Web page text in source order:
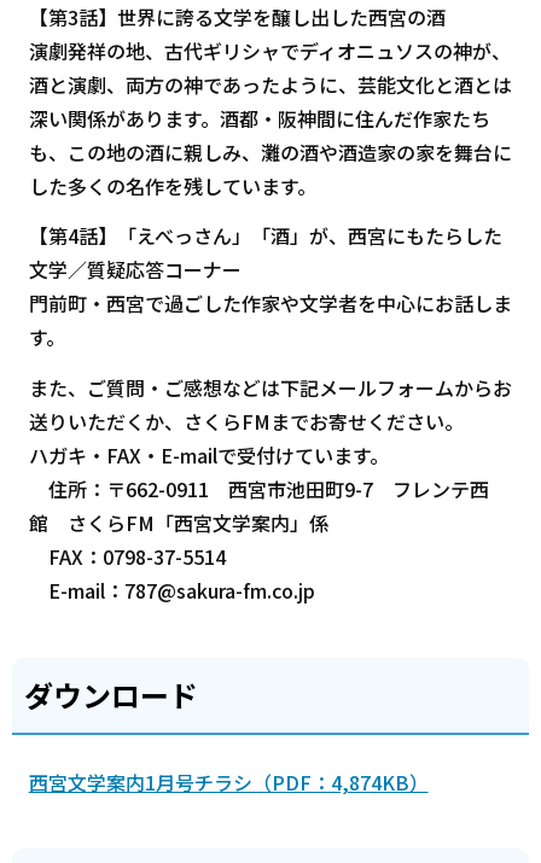
【第3話】世界に誇る文学を醸し出した西宮の酒
演劇発祥の地、古代ギリシャでディオニュソスの神が、
酒と演劇、両方の神であったように、芸能文化と酒とは
深い関係があります。酒都・阪神間に住んだ作家たち
も、この地の酒に親しみ、灘の酒や酒造家の家を舞台に
した多くの名作を残しています。
【第4話】「えべっさん」「酒」が、西宮にもたらした
文学／質疑応答コーナー
門前町・西宮で過ごした作家や文学者を中心にお話しま
す。
また、ご質問・ご感想などは下記メールフォームからお
送りいただくか、さくらFMまでお寄せください。
ハガキ・FAX・E-mailで受付けています。
住所：〒662-0911 西宮市池田町9-7 フレンテ西
館 さくらFM「西宮文学案内」係
FAX：0798-37-5514
E-mail：787@sakura-fm.co.jp
ダウンロード
西宮文学案内1月号チラシ（PDF：4,874KB）